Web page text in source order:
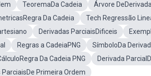
TeoremaDa Cadeia Árvore
Da Cadeia
Tech Regressão
Derivadas ParciaisDificeis
Regras a CadeiaPNG
SímboloDa
Da Cadeia PNG
Derivada
Primeira Ordem